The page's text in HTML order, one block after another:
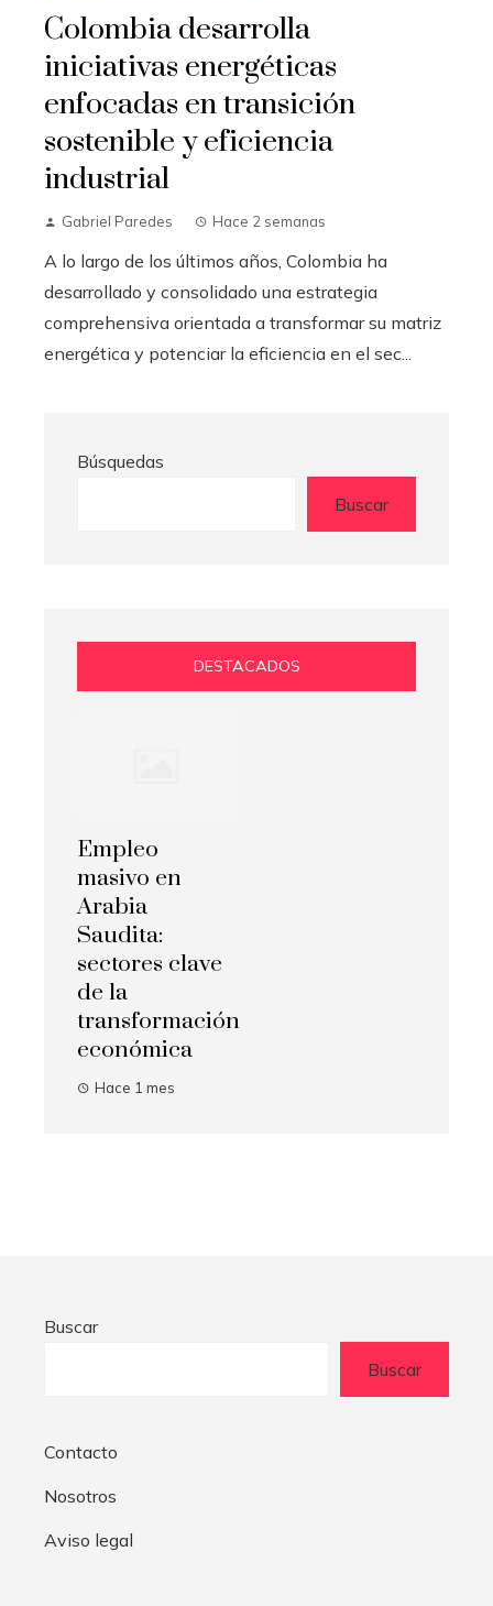
Colombia desarrolla
iniciativas energéticas
enfocadas en transición
sostenible y eficiencia
industrial
Gabriel Paredes Hace 2 semanas
A lo largo de los últimos años, Colombia ha
desarrollado y consolidado una estrategia
comprehensiva orientada a transformar su matriz
energética y potenciar la eficiencia en el sec...
Búsquedas
Buscar
DESTACADOS
Empleo
masivo en
Arabia
Saudita:
sectores clave
de la
transformación
económica
Hace 1 mes
Buscar
Buscar
Contacto
Nosotros
Aviso legal